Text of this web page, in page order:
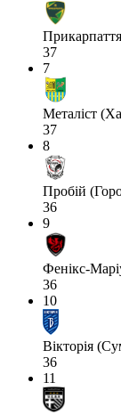
37
7
Металіст
37
8
Пробій
36
9
Фенікс-
36
10
Вікторія
36
11